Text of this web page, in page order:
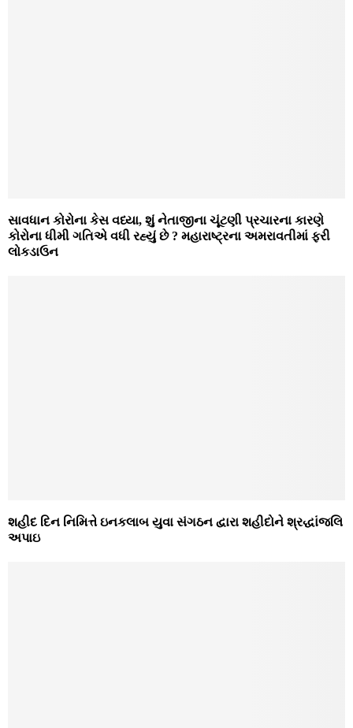
સાવધાન કોરોના કેસ વધ્યા, શું નેતાજીના ચૂંટણી પ્રચારના કારણે
કોરોના ધીમી ગતિએ વધી રહ્યું છે ? મહારાષ્ટ્રના અમરાવતીમાં ફરી
લોકડાઉન
શહીદ દિન નિમિત્તે ઇનકલાબ યુવા સંગઠન દ્વારા શહીદોને શ્રદ્ધાંજલિ
અપાઇ